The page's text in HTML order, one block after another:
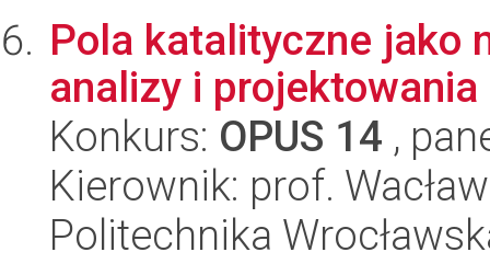
Pola katalityczne jako
analizy i
Konkurs: OPUS 14 ,
Kierownik: prof.
Politechnika